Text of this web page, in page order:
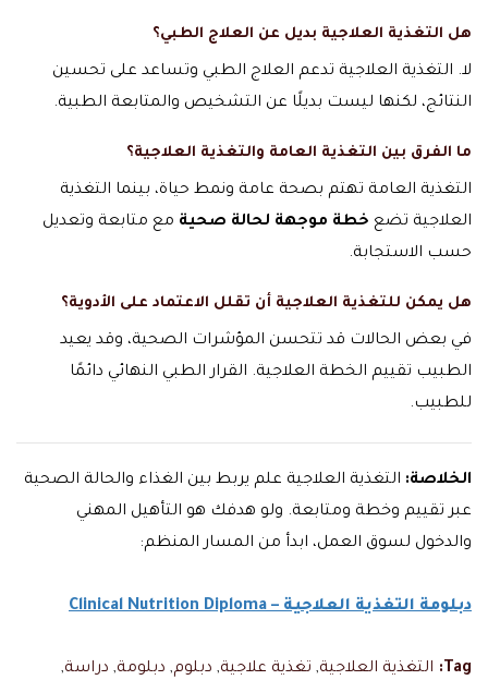
هل التغذية العلاجية بديل عن العلاج الطبي؟
لا. التغذية العلاجية تدعم العلاج الطبي وتساعد على تحسين
النتائج، لكنها ليست بديلًا عن التشخيص والمتابعة الطبية.
ما الفرق بين التغذية العامة والتغذية العلاجية؟
التغذية العامة تهتم بصحة عامة ونمط حياة، بينما التغذية
العلاجية تضع خطة موجهة لحالة صحية مع متابعة وتعديل
حسب الاستجابة.
هل يمكن للتغذية العلاجية أن تقلل الاعتماد على الأدوية؟
في بعض الحالات قد تتحسن المؤشرات الصحية، وقد يعيد
الطبيب تقييم الخطة العلاجية. القرار الطبي النهائي دائمًا
للطبيب.
الخلاصة: التغذية العلاجية علم يربط بين الغذاء والحالة الصحية
عبر تقييم وخطة ومتابعة. ولو هدفك هو التأهيل المهني
والدخول لسوق العمل، ابدأ من المسار المنظم:
دبلومة التغذية العلاجية – Clinical Nutrition Diploma
Tag: التغذية العلاجية, تغذية علاجية, دبلوم, دبلومة, دراسة,